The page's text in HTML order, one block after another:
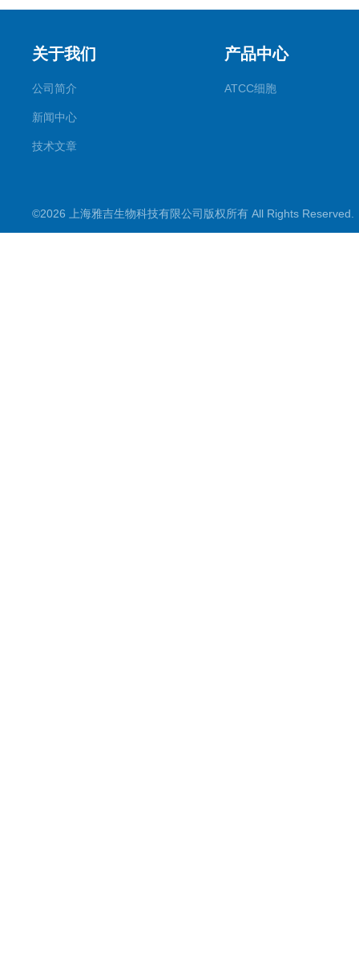
关于我们
公司简介
新闻中心
技术文章
产品中心
ATCC细胞
©2026 上海雅吉生物科技有限公司版权所有 All Rights